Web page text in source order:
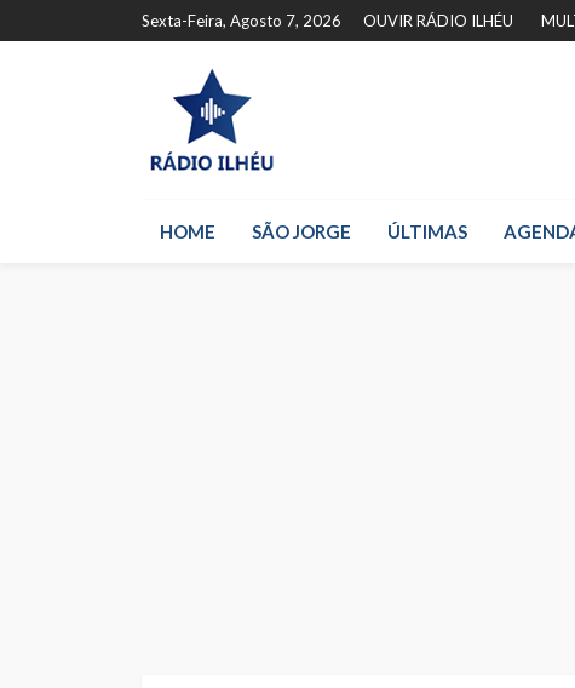
Sexta-Feira, Agosto 7, 2026 OUVIR RÁDIO ILHÉU
HOME SÃO JORGE ÚLTIMAS